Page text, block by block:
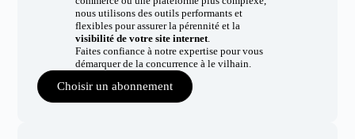
nous utilisons des outils performants et
flexibles pour assurer la pérennité et la
visibilité de votre site internet.
Faites confiance à notre expertise pour vous
démarquer de la concurrence à le vilhain.
Choisir un abonnement